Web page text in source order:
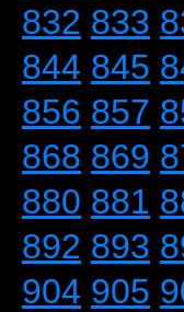
832 833
844 845
856 857
868 869
880 881
892 893
904 905